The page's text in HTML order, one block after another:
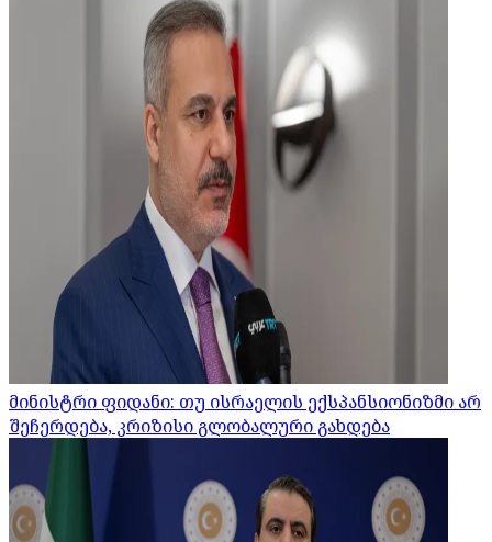
მინისტრი ფიდანი: თუ ისრაელის ექსპანსიონიზმი არ
შეჩერდება, კრიზისი გლობალური გახდება